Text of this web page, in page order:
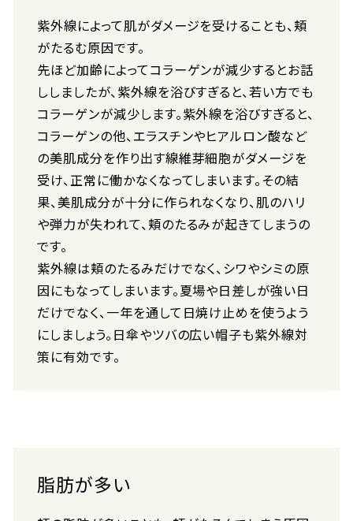
紫外線によって肌がダメージを受けることも、頬
がたるむ原因です。
先ほど加齢によってコラーゲンが減少するとお話
ししましたが、紫外線を浴びすぎると、若い方でも
コラーゲンが減少します。紫外線を浴びすぎると、
コラーゲンの他、エラスチンやヒアルロン酸など
の美肌成分を作り出す線維芽細胞がダメージを
受け、正常に働かなくなってしまいます。その結
果、美肌成分が十分に作られなくなり、肌のハリ
や弾力が失われて、頬のたるみが起きてしまうの
です。
紫外線は頬のたるみだけでなく、シワやシミの原
因にもなってしまいます。夏場や日差しが強い日
だけでなく、一年を通して日焼け止めを使うよう
にしましょう。日傘やツバの広い帽子も紫外線対
策に有効です。
脂肪が多い